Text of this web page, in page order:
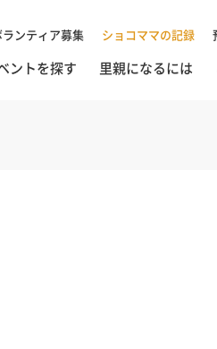
ランティア募集 ショコママの記録
ントを探す 里親になるには